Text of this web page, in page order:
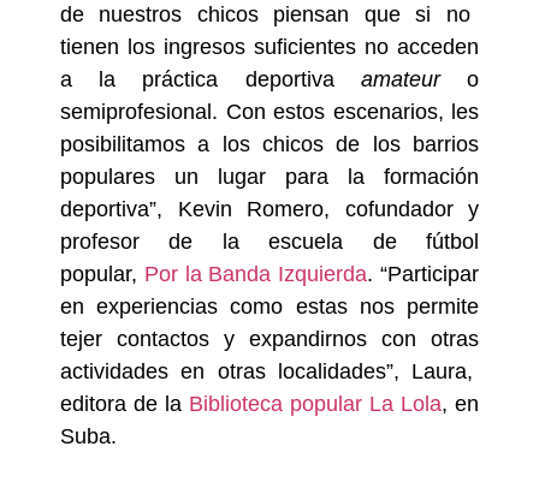
de nuestros chicos piensan que si no
tienen los ingresos suficientes no acceden
a la práctica deportiva amateuro
semiprofesional. Con estos escenarios, les
posibilitamos a los chicos de los barrios
populares un lugar para la formación
deportiva”, Kevin Romero, cofundador y
profesor de la escuela de fútbol
popular, Por la Banda Izquierda. “Participar
en experiencias como estas nos permite
tejer contactos y expandirnos con otras
actividades en otras localidades”, Laura,
editora de la Biblioteca popular La Lola, en
Suba.